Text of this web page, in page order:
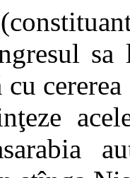
sa
cu